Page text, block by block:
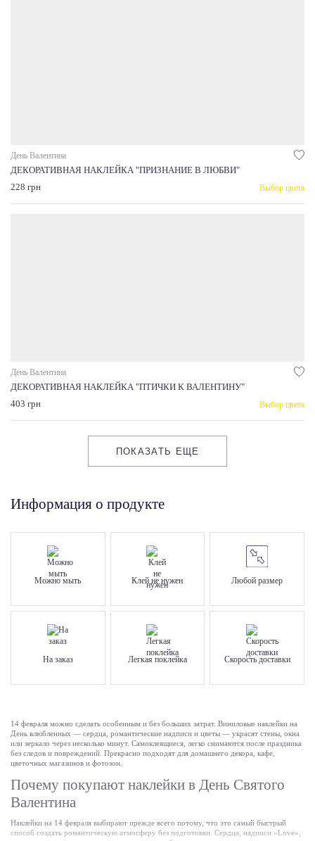
День Валентина
ДЕКОРАТИВНАЯ НАКЛЕЙКА "ПРИЗНАНИЕ В ЛЮБВИ"
228 грн
Выбор цвета
День Валентина
ДЕКОРАТИВНАЯ НАКЛЕЙКА "ПТИЧКИ К ВАЛЕНТИНУ"
403 грн
Выбор цвета
ПОКАЗАТЬ ЕЩЕ
Информация о продукте
Можно мыть Клей не нужен Любой размер
На заказ Легкая поклейка Скорость доставки
14 февраля можно сделать особенным и без больших затрат. Виниловые наклейки на
День влюбленных — сердца, романтические надписи и цветы — украсят стены, окна
или зеркало через несколько минут. Самоклеящиеся, легко снимаются после праздника
без следов и повреждений. Прекрасно подходят для домашнего декора, кафе,
цветочных магазинов и фотозон.
Почему покупают наклейки в День Святого
Валентина
Наклейки на 14 февраля выбирают прежде всего потому, что это самый быстрый
способ создать романтическую атмосферу без подготовки. Сердца, надписи «Love»,